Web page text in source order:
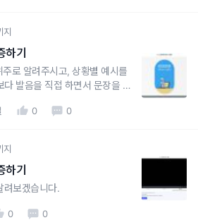
지
하기
로 알려주시고, 상황별 예시를
발음을 직접 하면서 문장을 읽
0 0
지
하기
려보겠습니다.
0 0